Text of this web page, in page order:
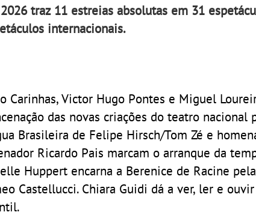
traz 11 estreias absolutas em 31
internacionais.
Carinhas, Victor Hugo Pontes e Miguel
das novas criações do teatro nacional
Brasileira de Felipe Hirsch/Tom Zé e
Ricardo Pais marcam o arranque da
Huppert encarna a Berenice de Racine
Castellucci. Chiara Guidi dá a ver, ler e